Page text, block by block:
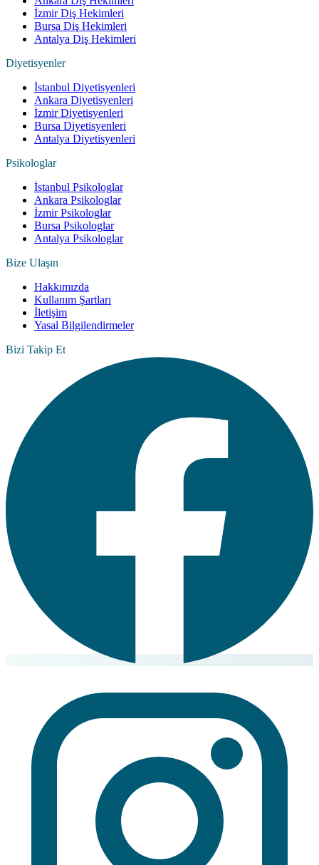
İzmir Diş Hekimleri
Bursa Diş Hekimleri
Antalya Diş Hekimleri
Diyetisyenler
İstanbul Diyetisyenleri
Ankara Diyetisyenleri
İzmir Diyetisyenleri
Bursa Diyetisyenleri
Antalya Diyetisyenleri
Psikologlar
İstanbul Psikologlar
Ankara Psikologlar
İzmir Psikologlar
Bursa Psikologlar
Antalya Psikologlar
Bize Ulaşın
Hakkımızda
Kullanım Şartları
İletişim
Yasal Bilgilendirmeler
Bizi Takip Et